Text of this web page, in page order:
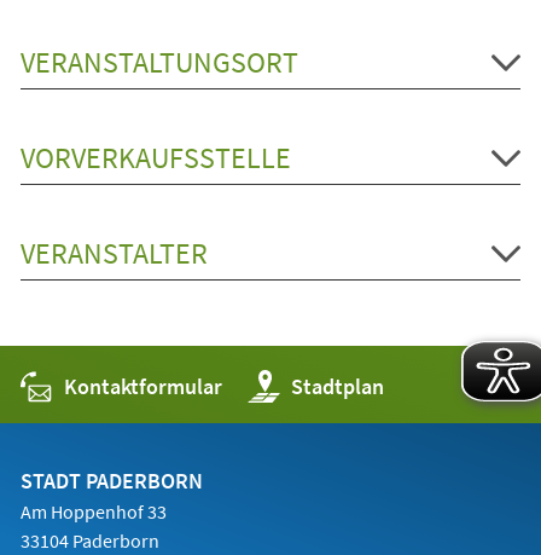
VERANSTALTUNGSORT
VORVERKAUFSSTELLE
VERANSTALTER
Kontaktformular Stadtplan
(Öffnet
in
einem
STADT PADERBORN
Am Hoppenhof 33
33104 Paderborn